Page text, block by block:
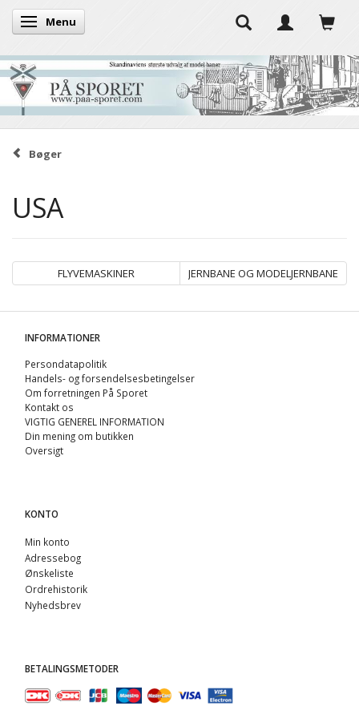
Skifte navigation
Menu
Bøger
USA
FLYVEMASKINER JERNBANE OG MODELJERNBANE
INFORMATIONER
Persondatapolitik
Handels- og forsendelsesbetingelser
Om forretningen På Sporet
Kontakt os
VIGTIG GENEREL INFORMATION
Din mening om butikken
Oversigt
KONTO
Min konto
Adressebog
Ønskeliste
Ordrehistorik
Nyhedsbrev
BETALINGSMETODER